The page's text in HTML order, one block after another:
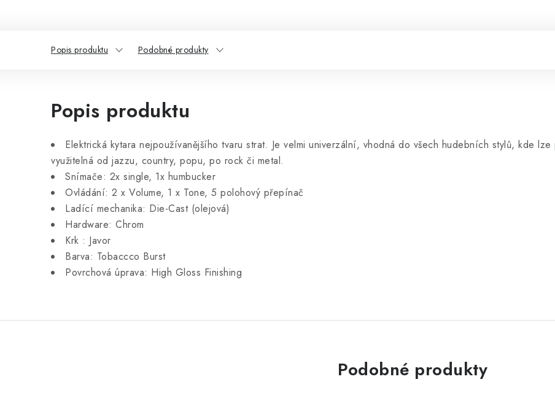
Popis produktu Podobné produkty
Popis produktu
Elektrická kytara nejpoužívanějšího tvaru strat. Je velmi univerzální, vhodná do všech hudebních stylů, kde
využitelná od jazzu, country, popu, po rock či metal.
Snímače: 2x single, 1x humbucker
Ovládání: 2 x Volume, 1 x Tone, 5 polohový přepínač
Ladící mechanika: Die-Cast (olejová)
Hardware: Chrom
Krk : Javor
Barva: Tobaccco Burst
Povrchová úprava: High Gloss Finishing
Podobné produkty